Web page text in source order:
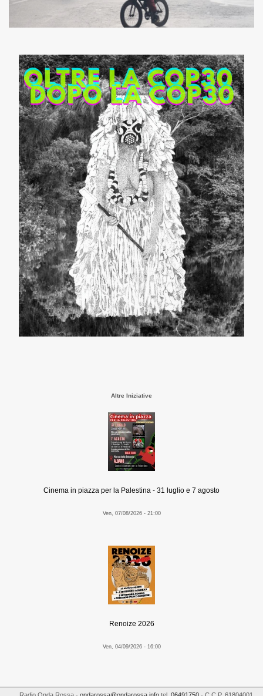
Altre Iniziative
Cinema in piazza per la Palestina - 31 luglio e 7 agosto
Ven, 07/08/2026 - 21:00
Renoize 2026
Ven, 04/09/2026 - 16:00